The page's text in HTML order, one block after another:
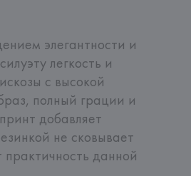
элегантности и
легкость и
с высокой
полный грации и
добавляет
не сковывает
данной